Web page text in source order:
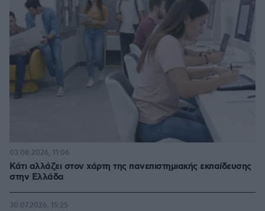
Κάτι αλλάζει στον χάρτη της πανεπιστημιακής εκπαίδευσης
στην Ελλάδα
03.08.2026, 11:06
30.07.2026, 15:25